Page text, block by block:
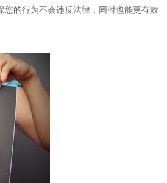
的行为不会违反法律，同时也能更有效